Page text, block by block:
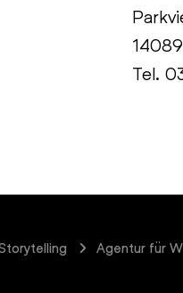
Tel.
Agentur für